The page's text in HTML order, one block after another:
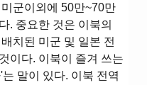
군이외에 50만~70만
. 중요한 것은 이북의
치된 미군 및 일본 전
이다. 이북이 즐겨 쓰는
말이 있다. 이북 전역